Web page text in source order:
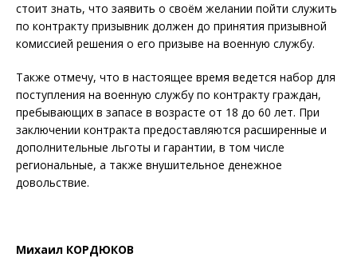
стоит знать, что заявить о своём желании пойти служить
по контракту призывник должен до принятия призывной
комиссией решения о его призыве на военную службу.
Также отмечу, что в настоящее время ведется набор для
поступления на военную службу по контракту граждан,
пребывающих в запасе в возрасте от 18 до 60 лет. При
заключении контракта предоставляются расширенные и
дополнительные льготы и гарантии, в том числе
региональные, а также внушительное денежное
довольствие.
Михаил КОРДЮКОВ